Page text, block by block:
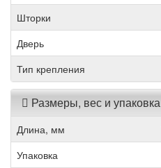
Шторки
Дверь
Тип крепления
Размеры, вес и упаковка
Длина, мм
Упаковка